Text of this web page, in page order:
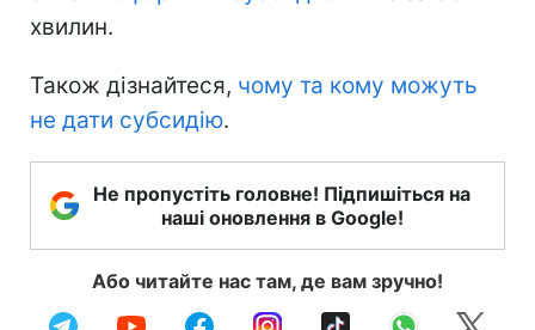
хвилин.
Також дізнайтеся, чому та кому можуть
не дати субсидію.
Не пропустіть головне! Підпишіться на
наші оновлення в Google!
Або читайте нас там, де вам зручно!